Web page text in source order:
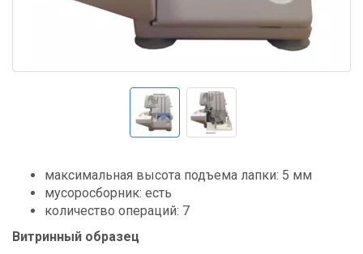
максимальная высота подъема лапки: 5 мм
мусоросборник: есть
количество операций: 7
Витринный образец